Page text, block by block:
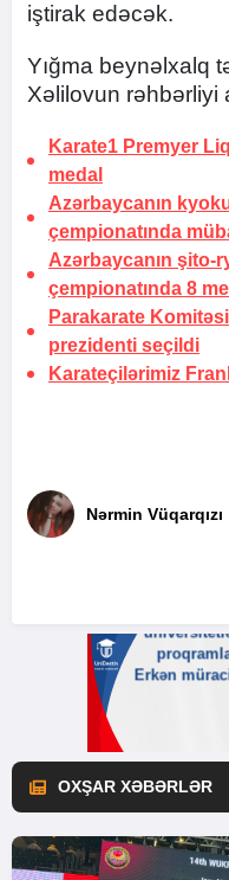
iştirak edəcək.
Yığma beynəlxalq
Xəlilovun rəhbərliyi
Karate1 Premyer
medal
Azərbaycanın
çempionatında
Azərbaycanın şito-
çempionatında 8
Parakarate
prezidenti seçildi
Karateçilərimiz
Nərmin Vüqarqızı
OXŞAR XƏBƏRLƏR